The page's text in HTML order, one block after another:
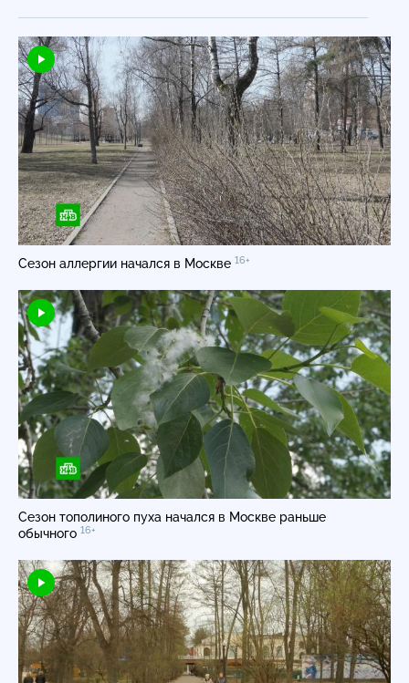
Сезон аллергии начался в Москве 16+
Сезон тополиного пуха начался в Москве раньше
обычного 16+